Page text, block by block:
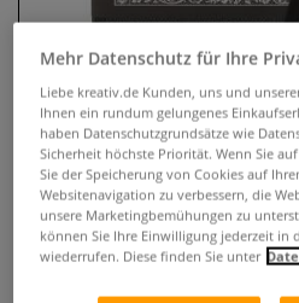
ARCHES®
Journal, satiniert
0
Mehr Datenschutz für Ihre
Liebe kreativ.de Kunden, uns und
Ihnen ein rundum gelungenes
haben Datenschutzgrundsätze wie
Sicherheit höchste Priorität. Wenn Sie
Sie der Speicherung von Cookies auf
Websitenavigation zu verbessern, die
unsere Marketingbemühungen zu
können Sie Ihre Einwilligung jederzeit in
wiederrufen. Diese finden Sie unter